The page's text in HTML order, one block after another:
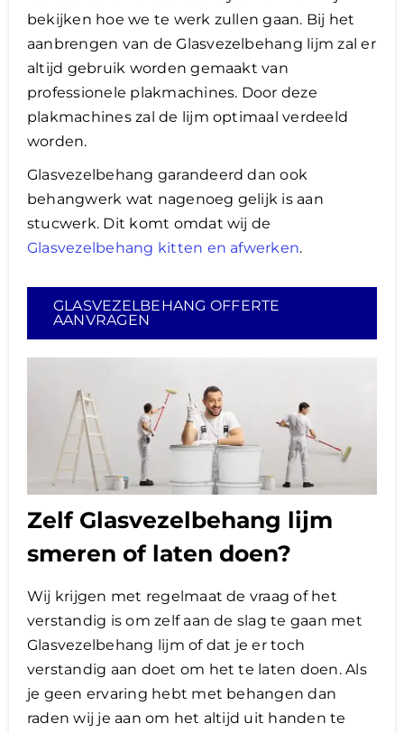
bekijken hoe we te werk zullen gaan. Bij het
aanbrengen van de Glasvezelbehang lijm zal er
altijd gebruik worden gemaakt van
professionele plakmachines. Door deze
plakmachines zal de lijm optimaal verdeeld
worden.
Glasvezelbehang garandeerd dan ook
behangwerk wat nagenoeg gelijk is aan
stucwerk. Dit komt omdat wij de
Glasvezelbehang kitten en afwerken.
GLASVEZELBEHANG OFFERTE
AANVRAGEN
Zelf Glasvezelbehang lijm
smeren of laten doen?​
Wij krijgen met regelmaat de vraag of het
verstandig is om zelf aan de slag te gaan met
Glasvezelbehang lijm of dat je er toch
verstandig aan doet om het te laten doen. Als
je geen ervaring hebt met behangen dan
raden wij je aan om het altijd uit handen te